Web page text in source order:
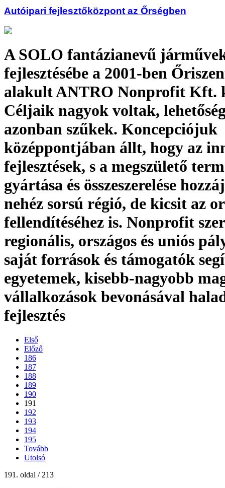
Autóipari fejlesztőközpont az Őrségben
A SOLO fantázianevű
fejlesztésébe a 2001-ben
alakult ANTRO Nonprofit Kft.
Céljaik nagyok voltak,
azonban szűkek. Koncepciójuk
középpontjában állt, hogy az
fejlesztések, s a megszülető
gyártása és összeszerelése
nehéz sorsú régió, de kicsit az
fellendítéséhez is. Nonprofit
regionális, országos és uniós
saját források és támogatók
egyetemek, kisebb-nagyobb
vállalkozások bevonásával
fejlesztés
Első
Előző
186
187
188
189
190
191
192
193
194
195
Tovább
Utolsó
191. oldal / 213